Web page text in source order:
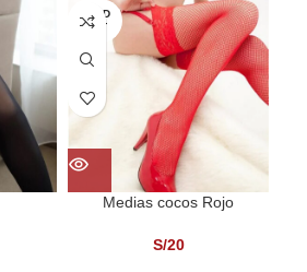
SOLD
OUT
Medias cocos Rojo
S/20